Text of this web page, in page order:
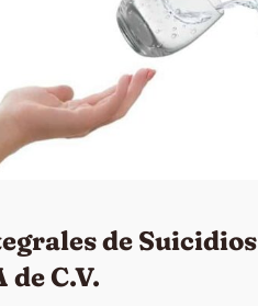
de Suicidios
de C.V.